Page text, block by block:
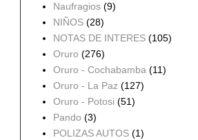
Naufragios (9)
NIÑOS (28)
NOTAS DE INTERES (105)
Oruro (276)
Oruro - Cochabamba (11)
Oruro - La Paz (127)
Oruro - Potosi (51)
Pando (3)
POLIZAS AUTOS (1)